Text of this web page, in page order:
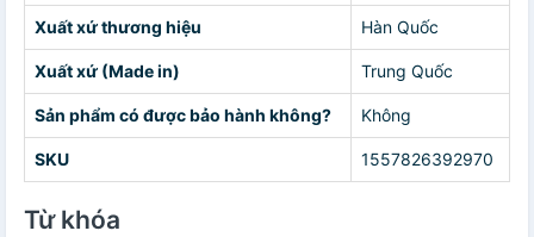
Xuất xứ thương hiệu Hàn Quốc
Xuất xứ (Made in) Trung Quốc
Sản phẩm có được bảo hành không? Không
SKU 1557826392970
Từ khóa